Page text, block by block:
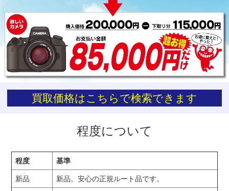
お買い物を続ける カートへ進む
買取価格はこちらで検索できます
程度について
程度
基準
新品
新品。安心の正規ルート品です。